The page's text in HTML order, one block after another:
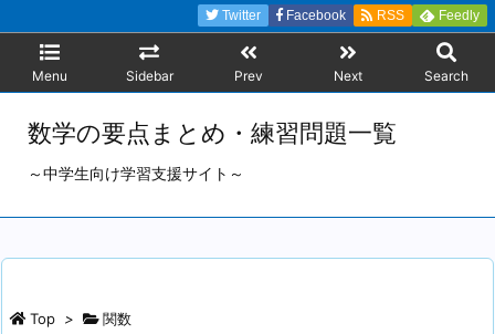
Menu Sidebar Prev Next Search
Twitter Facebook RSS Feedly
数学の要点まとめ・練習問題一覧
～中学生向け学習支援サイト～
Top > 関数